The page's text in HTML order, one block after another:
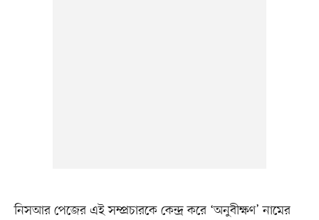
নিসআর পেজের এই সম্প্রচারকে কেন্দ্র করে ‘অনুবীক্ষণ’ নামের